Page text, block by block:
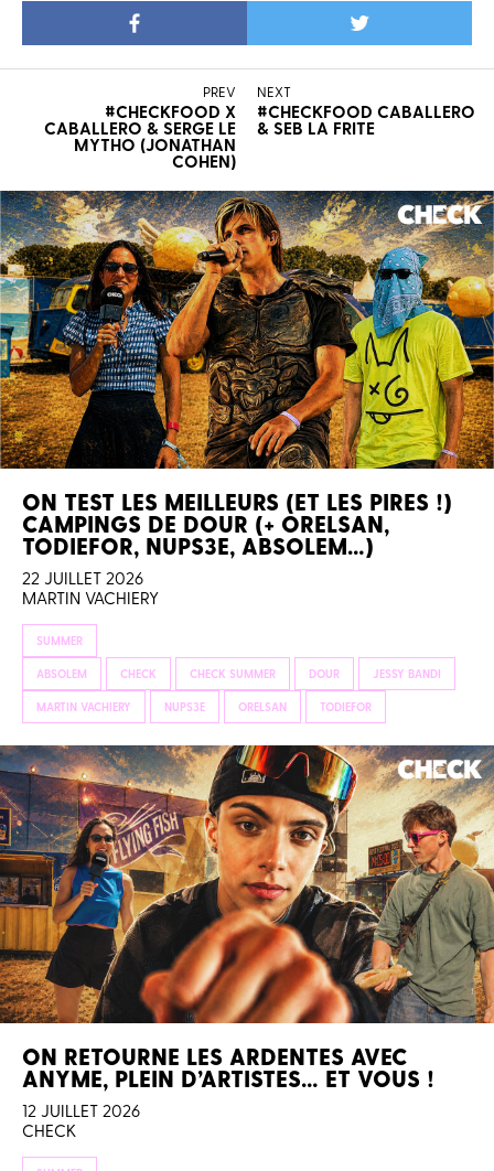
PREV
#CHECKFOOD X
CABALLERO & SERGE LE
MYTHO (JONATHAN
COHEN)
NEXT
#CHECKFOOD CABALLERO
& SEB LA FRITE
ON TEST LES MEILLEURS (ET LES PIRES !)
CAMPINGS DE DOUR (+ ORELSAN,
TODIEFOR, NUPS3E, ABSOLEM…)
22 JUILLET 2026
MARTIN VACHIERY
SUMMER
ABSOLEM CHECK CHECK SUMMER DOUR JESSY BANDI
MARTIN VACHIERY NUPS3E ORELSAN TODIEFOR
ON RETOURNE LES ARDENTES AVEC
ANYME, PLEIN D’ARTISTES… ET VOUS !
12 JUILLET 2026
CHECK